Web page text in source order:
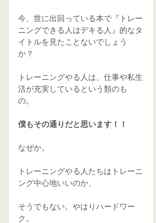
今、世に出回っている本で『トレー
ニングできる人はデキる人』的なタ
イトルを見たことないでしょう
か？
トレーニングやる人は、仕事や私生
活が充実しているという類のも
の。
僕もその通りだと思います！！
なぜか。
トレーニングやる人たちはトレーニ
ング中心地いいのか、
そうでもない。やはりハードワー
ク。